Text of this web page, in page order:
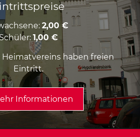
2,00 €
1,00 €
Heimatvereins haben freien
Eintritt.
Informationen